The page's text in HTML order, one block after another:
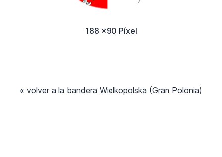
188 x90 Píxel
« volver a la bandera Wielkopolska (Gran Polonia)